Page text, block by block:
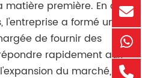
première. En ce
l'entreprise a formé une
de fournir des
rapidement aux
du marché, elle